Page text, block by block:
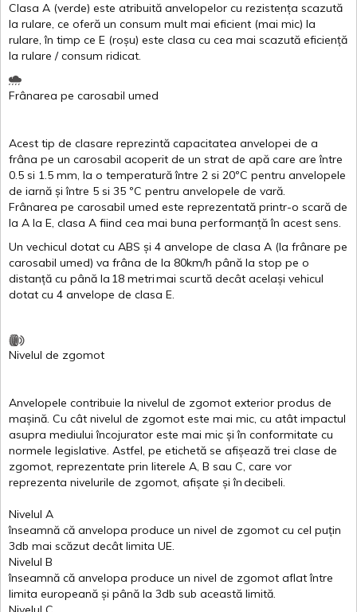
Clasa A (verde) este atribuită anvelopelor cu rezistența scazută
la rulare, ce oferă un consum mult mai eficient (mai mic) la
rulare,în timp ce E (roșu) este clasa cu cea mai scazută eficiență
la rulare /consum ridicat.
Frânarea pe carosabil umed
Acest tip de clasare reprezintă capacitatea anvelopei de a
frâna pe un carosabil acoperit de un strat de apă care areîntre
0.5 si 1.5 mm, la o temperatură între 2 si 20ºC pentru anvelopele
de iarnă și între 5 si 35 ºC pentru anvelopele de vară.
Frânarea pe carosabil umed este reprezentată printr-o scară de
la A la E, clasa A fiind cea mai buna performanță în acest sens.
Un vechicul dotat cu ABS și 4 anvelope de clasa A (la frânare pe
carosabil umed) va frâna de la 80km/h până la stop pe o
distanță cu până la 18 metrimai scurtă decât același vehicul
dotat cu 4 anvelope de clasa E.
Nivelul de zgomot
Anvelopele contribuie la nivelul de zgomot exterior produs de
mașină. Cu cât nivelul de zgomot este mai mic, cu atât impactul
asupra mediului încojurator este mai mic și în conformitate cu
normele legislative. Astfel, pe etichetă se afișează trei clase de
zgomot, reprezentate prin literele A, B sau C, care vor
reprezenta nivelurile de zgomot, afișate și îndecibeli.
Nivelul A
înseamnă că anvelopa produce un nivel de zgomot cu cel puțin
3db mai scăzut decât limita UE.
Nivelul B
înseamnă că anvelopa produce un nivel de zgomot aflat între
limita europeană și până la 3db sub această limită.